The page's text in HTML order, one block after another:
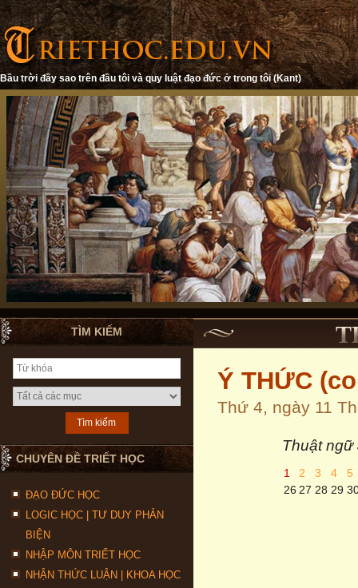
Bầu trời đầy sao trên đầu tôi và quy luật đạo đức ở trong tôi (Kant)
TÌM KIẾM
CHUYÊN ĐỀ TRIẾT HỌC
ĐẠO ĐỨC HỌC
LOGIC HỌC | TƯ DUY PHẢN
BIỆN
NHẬP MÔN TRIẾT HỌC
NHẬN THỨC LUẬN | KHOA HỌC
Ý THỨC
Thứ 4, ngày 11
Thuật ngữ
1 2 3 4
5
26 27 28 29